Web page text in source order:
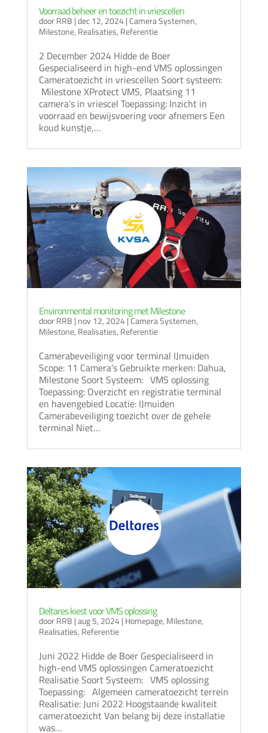
Voorraad beheer en toezicht in vriescellen
doorRRB |dec 12, 2024|Camera Systemen,
Milestone, Realisaties, Referentie
2 December 2024 Hidde de Boer
Gespecialiseerd in high-end VMS oplossingen
Cameratoezicht in vriescellen Soort systeem:
Milestone XProtect VMS, Plaatsing 11
camera’s in vriescel Toepassing: Inzicht in
voorraad en bewijsvoering voor afnemers Een
koud kunstje,…
Environmental monitoring met Milestone
doorRRB | nov 12, 2024|Camera Systemen,
Milestone, Realisaties, Referentie
Camerabeveiliging voor terminal IJmuiden
Scope: 11 Camera’s Gebruikte merken: Dahua,
Milestone Soort Systeem: VMS oplossing
Toepassing: Overzicht en registratie terminal
en havengebied Locatie: IJmuiden
Camerabeveiliging toezicht over de gehele
terminal Niet…
Deltares kiest voor VMS oplossing
doorRRB |aug 5, 2024| Homepage, Milestone,
Realisaties, Referentie
Juni 2022 Hidde de Boer Gespecialiseerd in
high-end VMS oplossingen Cameratoezicht
Realisatie Soort Systeem: VMS oplossing
Toepassing: Algemeen cameratoezicht terrein
Realisatie: Juni 2022 Hoogstaande kwaliteit
cameratoezicht Van belang bij deze installatie
was…